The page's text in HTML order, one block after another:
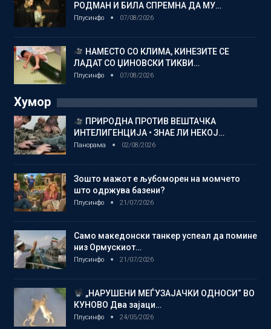
РОДМАН И БИЛА СПРЕМНА ДА МУ…
Плусинфо 07/08/2026
НАМЕСТО СО КЛИМА, КИНЕЗИТЕ СЕ
ЛАДАТ СО ЏИНОВСКИ ТИКВИ…
Плусинфо 07/08/2026
Хумор
ПРИРОДНА ПРОТИВ ВЕШТАЧКА
ИНТЕЛИГЕНЦИЈА • ЗНАЕ ЛИ НЕКОЈ…
Панорама 02/08/2026
Зошто мажот е љубоморен на момчето
што одржува базени?
Плусинфо 21/07/2026
Само македонски танкер успеал да помине
низ Ормускиот…
Плусинфо 21/07/2026
„НАРУШЕНИ МЕЃУЗАЈАЧКИ ОДНОСИ“ ВО
КУНОВО Два зајаци…
Плусинфо 24/05/2026